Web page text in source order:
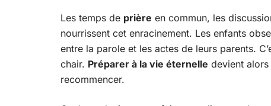
Les temps de prière en commun, les
nourrissent cet enracinement. Les enfants
entre la parole et les actes de leurs parents.
chair. Préparer à la vie éternelle devient
recommencer.